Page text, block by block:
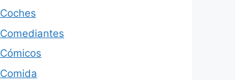
Coches
Comediantes
Cómicos
Comida